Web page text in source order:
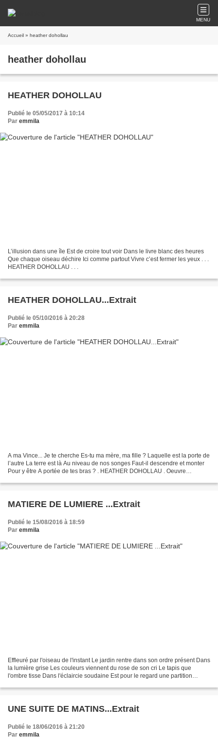
MENU
Accueil » heather dohollau
heather dohollau
HEATHER DOHOLLAU
Publié le 05/05/2017 à 10:14
Par emmila
L’illusion dans une île Est de croire tout voir Dans le livre blanc des heures
Que chaque oiseau déchire Ici comme partout Vivre c’est fermer les yeux . . .
HEATHER DOHOLLAU . . .
HEATHER DOHOLLAU...Extrait
Publié le 05/10/2016 à 20:28
Par emmila
A ma Vince... Je te cherche Es-tu ma mère, ma fille ? Laquelle est la porte de
l’autre La terre est là Au niveau de nos songes Faut-il descendre et monter
Pour y être A portée de tes bras ? . HEATHER DOHOLLAU . Oeuvre
MATIERE DE LUMIERE ...Extrait
Publié le 15/08/2016 à 18:59
Par emmila
Effleuré par l'oiseau de l'instant Le jardin rentre dans son ordre présent Dans
la lumière grise Les couleurs viennent du rose de son cri Le tapis que
l'ombre tisse Dans l'éclaircie soudaine Est pour le regard une partition
UNE SUITE DE MATINS...Extrait
Publié le 18/06/2016 à 21:20
Par emmila